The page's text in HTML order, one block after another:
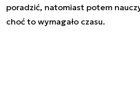
poradzić, natomiast potem
choć to wymagało czasu.